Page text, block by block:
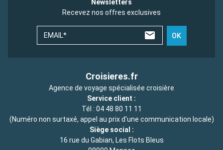
Newsletters
Recevez nos offres exclusives
EMAIL* OK
Croisieres.fr
Agence de voyage spécialisée croisière
Service client :
Tél : 04 48 80 11 11
(Numéro non surtaxé, appel au prix d'une communication locale)
Siège social :
16 rue du Gabian, Les Flots Bleus